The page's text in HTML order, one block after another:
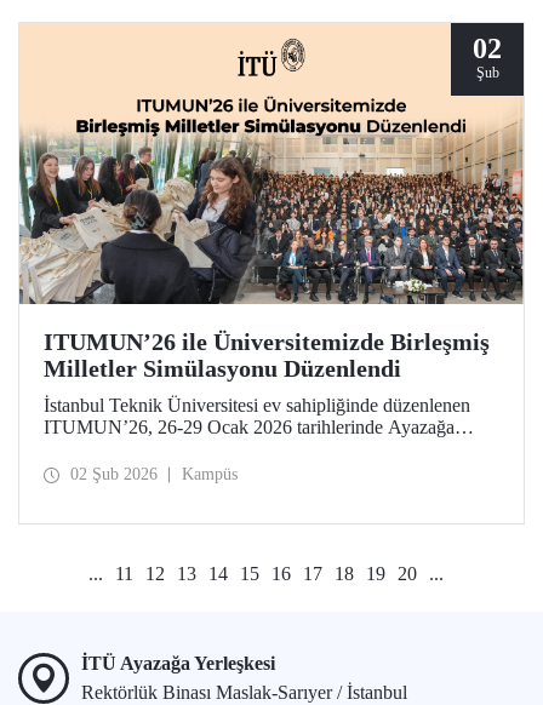
02
Şub
ITUMUN’26 ile Üniversitemizde Birleşmiş
Milletler Simülasyonu Düzenlendi
İstanbul Teknik Üniversitesi ev sahipliğinde düzenlenen
ITUMUN’26, 26-29 Ocak 2026 tarihlerinde Ayazağa
hakları ve ekonomi gibi farklı temalara odaklanan 14
02 Şub 2026 Kampüs
... 11 12 13 14 15 16 17 18 19 20 ...
İTÜ Ayazağa Yerleşkesi
Rektörlük Binası Maslak-Sarıyer / İstanbul